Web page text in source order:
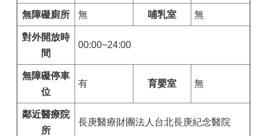
無障礙廁所 無 哺乳室 無
對外開放時
間
00:00~24:00
無障礙停車
位
有 育嬰室 無
鄰近醫療院
所
長庚醫療財團法人台北長庚紀念醫院